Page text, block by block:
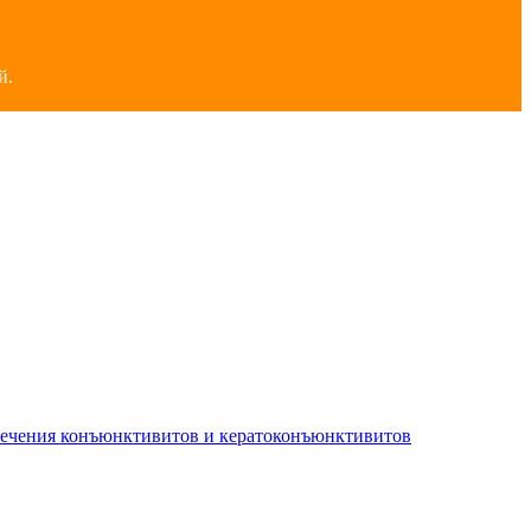
конъюнктивитов и кератоконъюнктивитов